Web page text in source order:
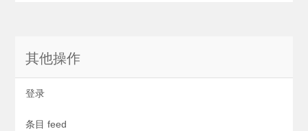
其他操作
登录
条目 feed